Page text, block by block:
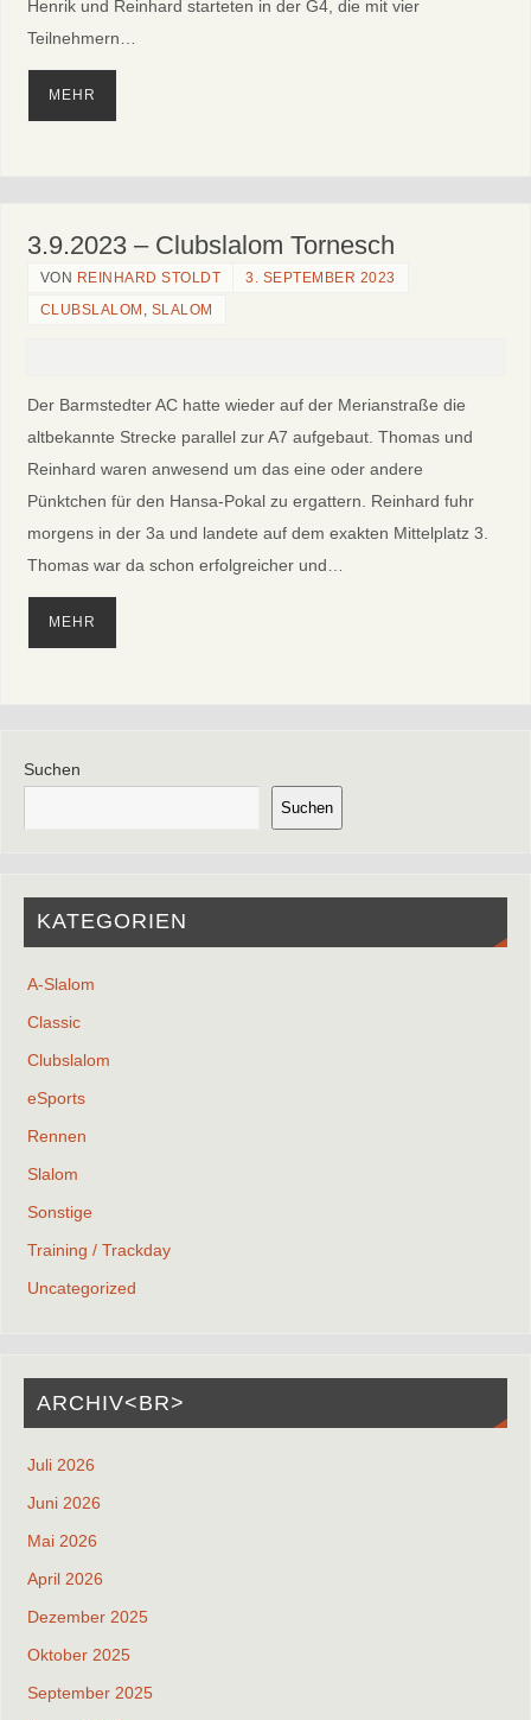
Henrik und Reinhard starteten in der G4, die mit vier
Teilnehmern…
MEHR
3.9.2023 – Clubslalom Tornesch
VON REINHARD STOLDT
3. SEPTEMBER 2023
CLUBSLALOM , SLALOM
Der Barmstedter AC hatte wieder auf der Merianstraße die
altbekannte Strecke parallel zur A7 aufgebaut. Thomas und
Reinhard waren anwesend um das eine oder andere
Pünktchen für den Hansa-Pokal zu ergattern. Reinhard fuhr
morgens in der 3a und landete auf dem exakten Mittelplatz 3.
Thomas war da schon erfolgreicher und…
MEHR
Suchen
Suchen
KATEGORIEN
A-Slalom
Classic
Clubslalom
eSports
Rennen
Slalom
Sonstige
Training / Trackday
Uncategorized
ARCHIV<BR>
Juli 2026
Juni 2026
Mai 2026
April 2026
Dezember 2025
Oktober 2025
September 2025